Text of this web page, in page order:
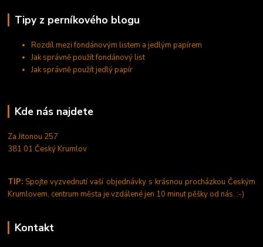
Tipy z perníkového blogu
Rozdíl mezi fondánovým listem a jedlým papírem
Jak správně použít fondánový list
Jak správně použít jedlý papír
Kde nás najdete
Za Jitonou 257
381 01 Český Krumlov
TIP: Spojte vyzvednutí vaší objednávky s krásnou procházkou Českým
Krumlovem, centrum města je vzdálené jen 10 minut pěšky od nás. :-)
Kontakt